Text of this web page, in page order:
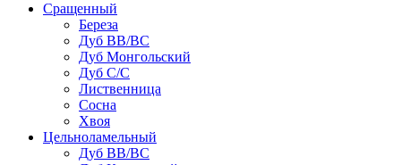
Сращенный
Береза
Дуб ВВ/ВС
Дуб Монгольский
Дуб С/С
Лиственница
Сосна
Хвоя
Цельноламельный
Дуб ВВ/ВС